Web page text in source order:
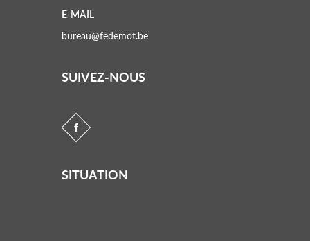
E-MAIL
bureau@fedemot.be
SUIVEZ-NOUS
SITUATION